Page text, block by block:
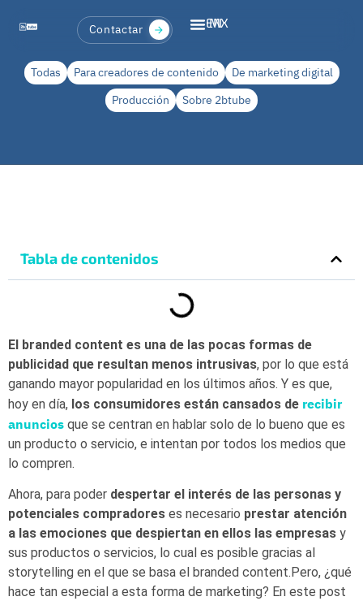
Contactar EN
MX
Todas Para creadores de contenido
De marketing digital
Producción
Sobre 2btube
Tabla de contenidos
El branded content es una de las pocas formas de
publicidad que resultan menos intrusivas, por lo que está
ganando mayor popularidad en los últimos años. Y es que,
hoy en día, los consumidores están cansados de recibir
anuncios que se centran en hablar solo de lo bueno que es
un producto o servicio, e intentan por todos los medios que
lo compren.
Ahora, para poder despertar el interés de las personas y
potenciales compradores es necesario prestar atención
a las emociones que despiertan en ellos las empresas y
sus productos o servicios, lo cual es posible gracias al
storytelling en el que se basa el branded content.Pero, ¿qué
hace tan especial a esta forma de marketing? En este post